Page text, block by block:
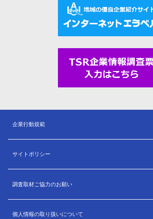
企業行動規範
サイトポリシー
調査取材ご協力のお願い
個人情報の取り扱いについて